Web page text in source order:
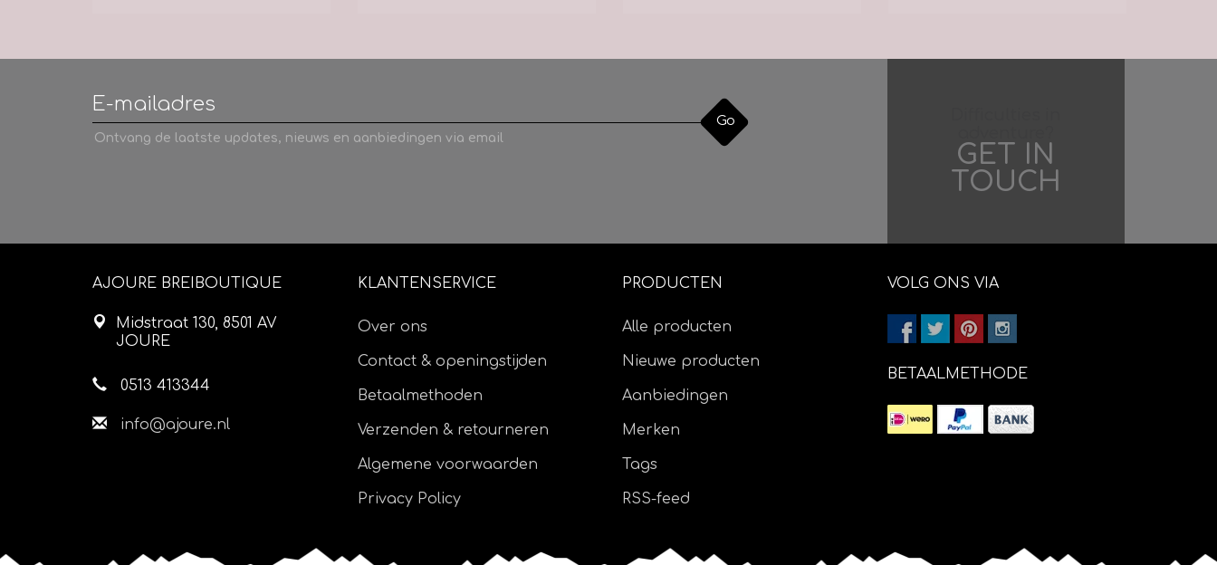
Go
Ontvang de laatste updates, nieuws en aanbiedingen via email
GET IN
TOUCH
AJOURE BREIBOUTIQUE
Midstraat 130, 8501 AV
JOURE
0513 413344
info@ajoure.nl
KLANTENSERVICE
Over ons
Contact & openingstijden
Betaalmethoden
Verzenden & retourneren
Algemene voorwaarden
Privacy Policy
PRODUCTEN
Alle producten
Nieuwe producten
Aanbiedingen
Merken
Tags
RSS-feed
VOLG ONS VIA
BETAALMETHODE